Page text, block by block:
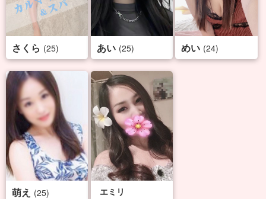
さくら (25) あい (25) めい (24)
萌え (25) エミリ